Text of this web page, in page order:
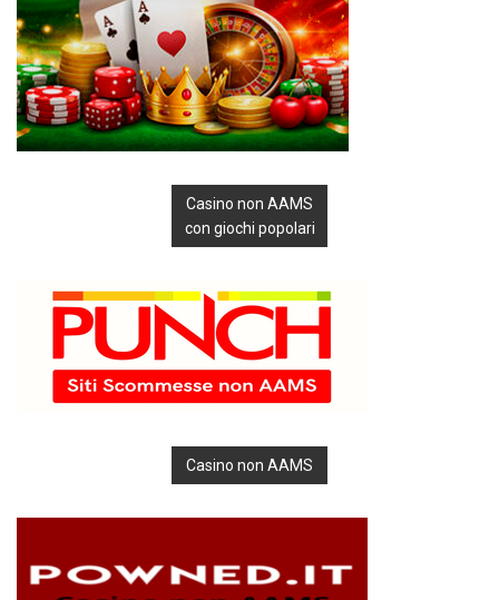
Casino non AAMS
con giochi popolari
Casino non AAMS